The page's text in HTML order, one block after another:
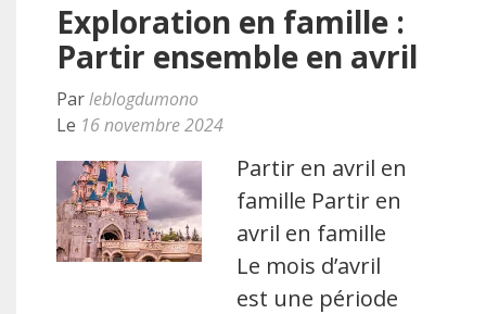
Exploration en famille :
Partir ensemble en avril
Parleblogdumono
Le 16 novembre 2024
Partir en avril en
famille Partir en
avril en famille
Le mois d’avril
est une période